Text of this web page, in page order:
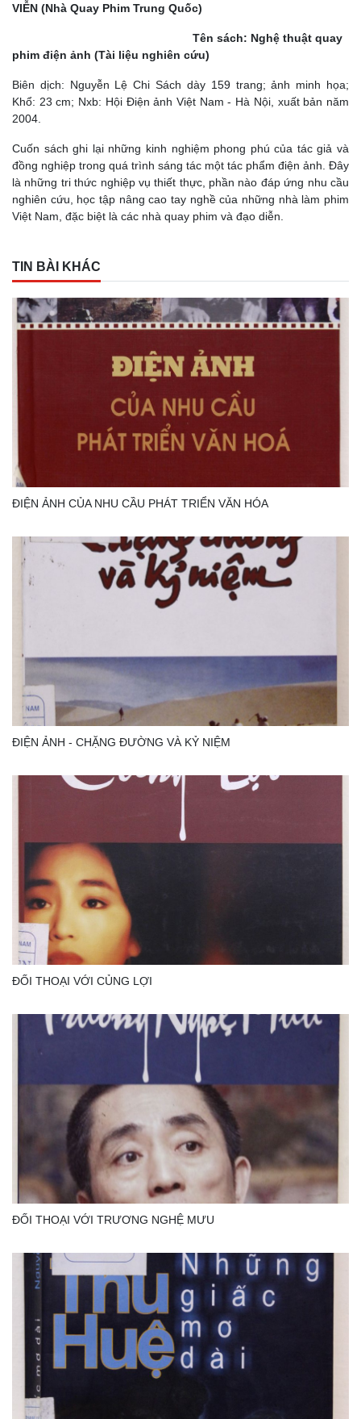
VIỄN (Nhà Quay Phim Trung Quốc)
Tên sách: Nghệ thuật quay
phim điện ảnh (Tài liệu nghiên cứu)
Biên dịch: Nguyễn Lệ Chi Sách dày 159 trang; ảnh minh họa;
Khổ: 23 cm; Nxb: Hội Điện ảnh Việt Nam - Hà Nội, xuất bản năm
2004.
Cuốn sách ghi lại những kinh nghiệm phong phú của tác giả và
đồng nghiệp trong quá trình sáng tác một tác phẩm điện ảnh. Đây
là những tri thức nghiệp vụ thiết thực, phần nào đáp ứng nhu cầu
nghiên cứu, học tập nâng cao tay nghề của những nhà làm phim
Việt Nam, đặc biệt là các nhà quay phim và đạo diễn.
TIN BÀI KHÁC
ĐIỆN ẢNH CỦA NHU CẦU PHÁT TRIỂN VĂN HÓA
ĐIỆN ẢNH - CHẶNG ĐƯỜNG VÀ KỶ NIỆM
ĐỐI THOẠI VỚI CỦNG LỢI
ĐỐI THOẠI VỚI TRƯƠNG NGHỆ MƯU